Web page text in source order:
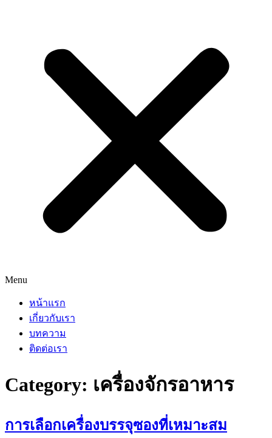
Menu
หน้าแรก
เกี่ยวกับเรา
บทความ
ติดต่อเรา
Category: เครื่องจักรอาหาร
การเลือกเครื่องบรรจุซองที่เหมาะสม